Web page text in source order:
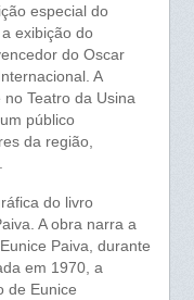
especial do
exibição do
do Oscar
A
Teatro da Usina
público
da região,
do livro
A obra narra a
Paiva, durante
em 1970, a
de Eunice